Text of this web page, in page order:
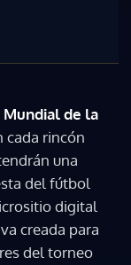
Mundial de la
cada rincón
una
del fútbol
digital
creada para
del torneo